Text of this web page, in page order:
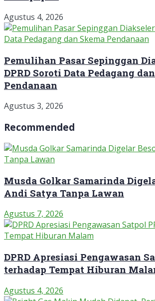
Agustus 4, 2026
Pemulihan Pasar Sepinggan
DPRD Soroti Data Pedagang
Pendanaan
Agustus 3, 2026
Recommended
Musda Golkar Samarinda
Andi Satya Tanpa Lawan
Agustus 7, 2026
DPRD Apresiasi Pengawasan
terhadap Tempat Hiburan
Agustus 4, 2026